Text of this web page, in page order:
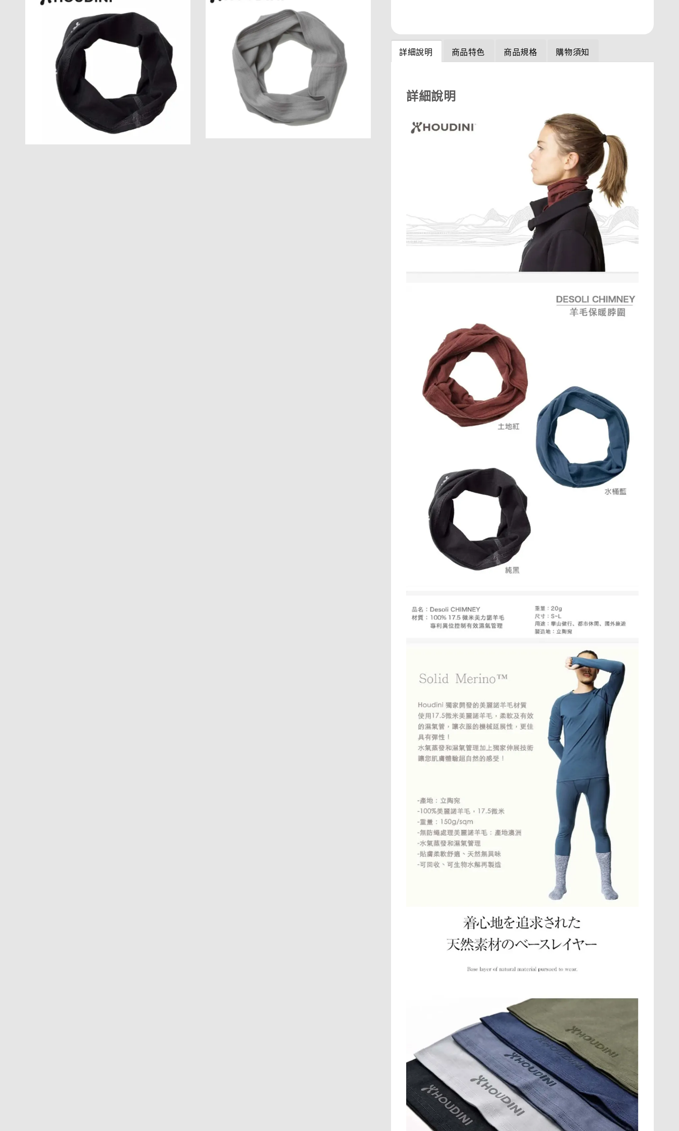
詳細說明 商品特色 商品規格 購物須知
詳細說明